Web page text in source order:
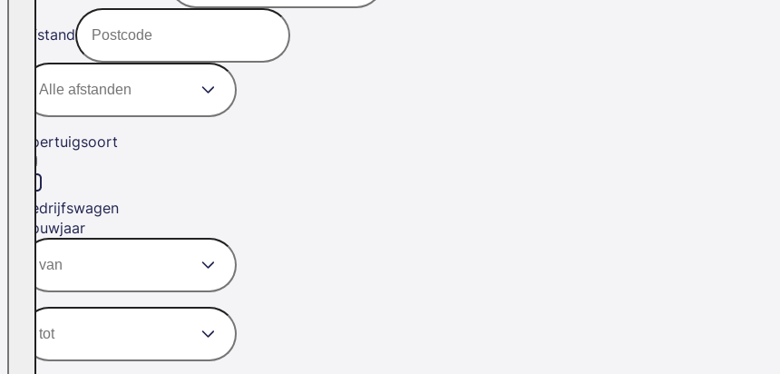
Afstand
Voertuigsoort
Bedrijfswagen
Bouwjaar